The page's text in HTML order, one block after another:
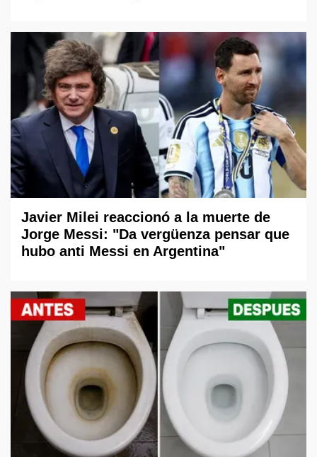
Javier Milei reaccionó a la muerte de
Jorge Messi: "Da vergüenza pensar que
hubo anti Messi en Argentina"